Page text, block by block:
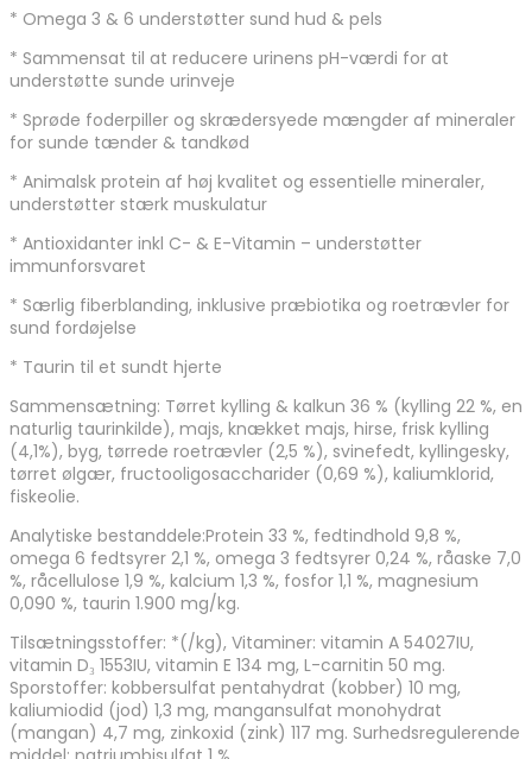
* Omega 3 & 6 understøtter sund hud & pels
* Sammensat til at reducere urinens pH-værdi for at
understøtte sunde urinveje
* Sprøde foderpiller og skrædersyede mængder af mineraler
for sunde tænder & tandkød
* Animalsk protein af høj kvalitet og essentielle mineraler,
understøtter stærk muskulatur
* Antioxidanter inkl C- & E-Vitamin – understøtter
immunforsvaret
* Særlig fiberblanding, inklusive præbiotika og roetrævler for
sund fordøjelse
* Taurin til et sundt hjerte
Sammensætning: Tørret kylling & kalkun 36 % (kylling 22 %, en
naturlig taurinkilde), majs, knækket majs, hirse, frisk kylling
(4,1%), byg, tørrede roetrævler (2,5 %), svinefedt, kyllingesky,
tørret ølgær, fructooligosaccharider (0,69 %), kaliumklorid,
fiskeolie.
Analytiske bestanddele:Protein 33 %, fedtindhold 9,8 %,
omega 6 fedtsyrer 2,1 %, omega 3 fedtsyrer 0,24 %, råaske 7,0
%, råcellulose 1,9 %, kalcium 1,3 %, fosfor 1,1 %, magnesium
0,090 %, taurin 1.900 mg/kg.
Tilsætningsstoffer: *(/kg), Vitaminer: vitamin A 54027IU,
vitamin D₃ 1553IU, vitamin E 134 mg, L-carnitin 50 mg.
Sporstoffer: kobbersulfat pentahydrat (kobber) 10 mg,
kaliumiodid (jod) 1,3 mg, mangansulfat monohydrat
(mangan) 4,7 mg, zinkoxid (zink) 117 mg. Surhedsregulerende